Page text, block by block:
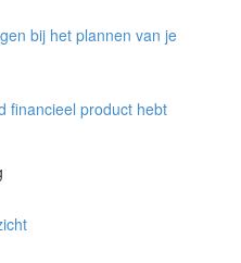
bij het plannen van je
financieel product hebt